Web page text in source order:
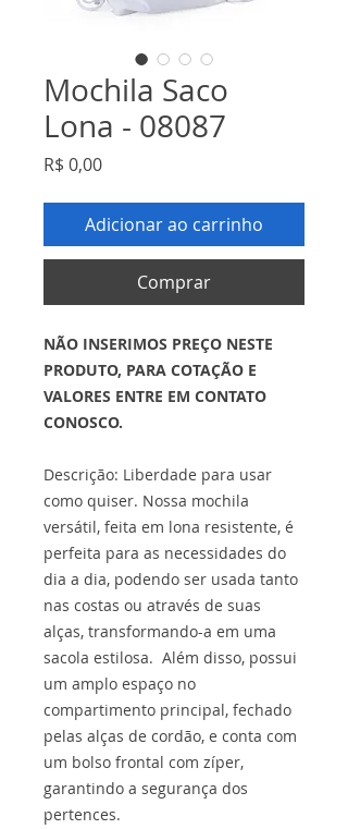
Mochila Saco
Lona - 08087
R$ 0,00Preço
Adicionar ao carrinho
Comprar
NÃO INSERIMOS PREÇO NESTE
PRODUTO, PARA COTAÇÃO E
VALORES ENTRE EM CONTATO
CONOSCO.
Descrição: Liberdade para usar
como quiser. Nossa mochila
versátil, feita em lona resistente, é
perfeita para as necessidades do
dia a dia, podendo ser usada tanto
nas costas ou através de suas
alças, transformando-a em uma
sacola estilosa. Além disso, possui
um amplo espaço no
compartimento principal, fechado
pelas alças de cordão, e conta com
um bolso frontal com zíper,
garantindo a segurança dos
pertences.